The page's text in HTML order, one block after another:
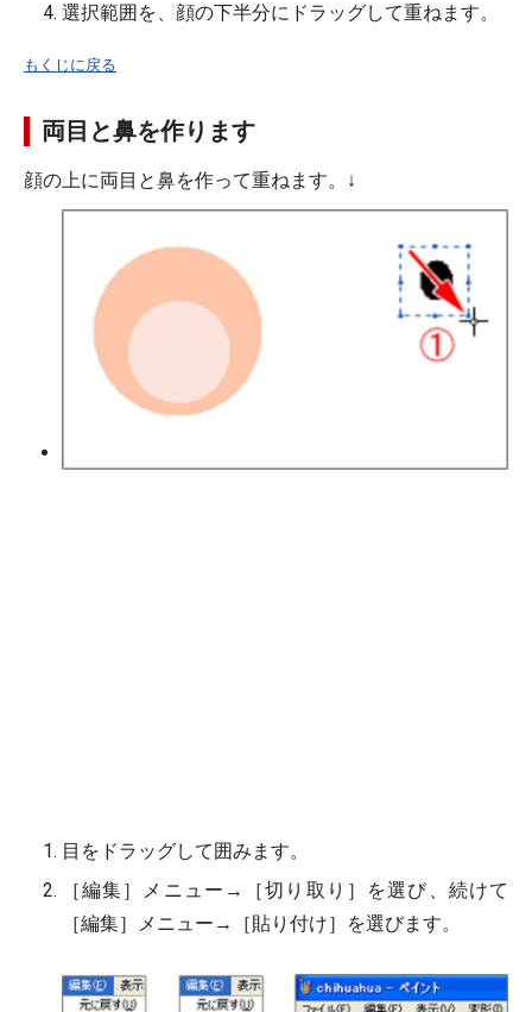
選択範囲を、顔の下半分にドラッグして重ねます。
もくじに戻る
両目と鼻を作ります
顔の上に両目と鼻を作って重ねます。↓
目をドラッグして囲みます。
［編集］メニュー→［切り取り］を選び、続けて
［編集］メニュー→［貼り付け］を選びます。